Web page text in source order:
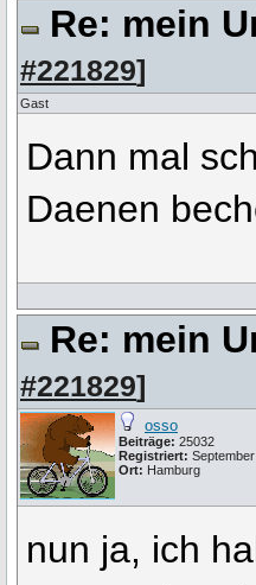
Re: mein
#221829]
Gast
Dann mal
Daenen
Re: mein
#221829]
osso
Beiträge: 25032
Registriert:
Ort: Hamburg
nun ja, ich